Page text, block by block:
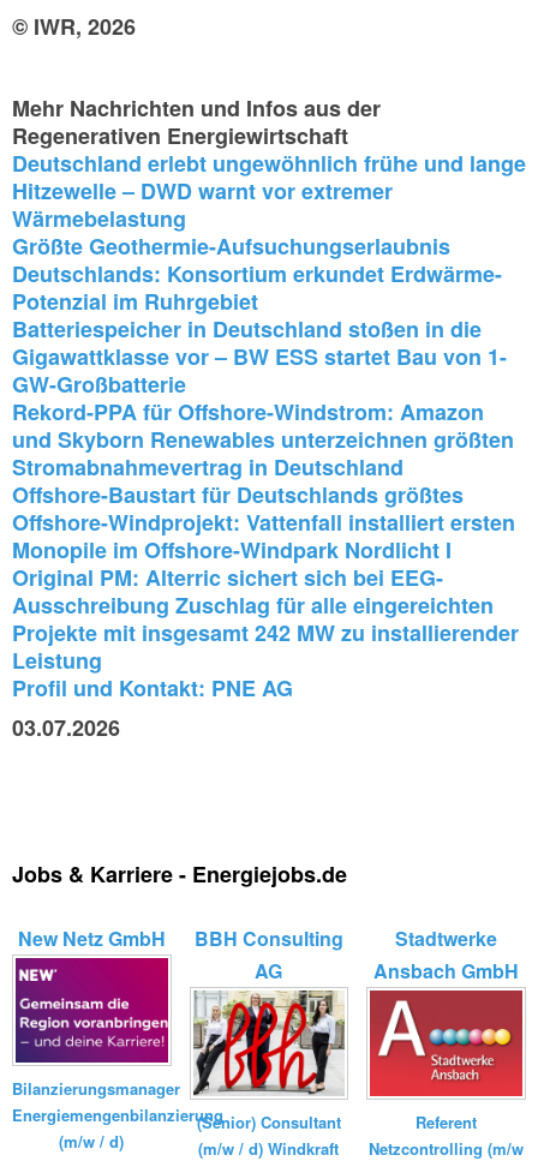
© IWR, 2026
Mehr Nachrichten und Infos aus der
Regenerativen Energiewirtschaft
Deutschland erlebt ungewöhnlich frühe und lange
Hitzewelle – DWD warnt vor extremer
Wärmebelastung
Größte Geothermie-Aufsuchungserlaubnis
Deutschlands: Konsortium erkundet Erdwärme-
Potenzial im Ruhrgebiet
Batteriespeicher in Deutschland stoßen in die
Gigawattklasse vor – BW ESS startet Bau von 1-
GW-Großbatterie
Rekord-PPA für Offshore-Windstrom: Amazon
und Skyborn Renewables unterzeichnen größten
Stromabnahmevertrag in Deutschland
Offshore-Baustart für Deutschlands größtes
Offshore-Windprojekt: Vattenfall installiert ersten
Monopile im Offshore-Windpark Nordlicht I
Original PM: Alterric sichert sich bei EEG-
Ausschreibung Zuschlag für alle eingereichten
Projekte mit insgesamt 242 MW zu installierender
Leistung
Profil und Kontakt: PNE AG
03.07.2026
Jobs & Karriere - Energiejobs.de
New Netz GmbH
Bilanzierungsmanager
Energiemengenbilanzierung
(m/w / d)
BBH Consulting
AG
(Senior) Consultant
(m/w / d) Windkraft
Stadtwerke
Ansbach GmbH
Referent
Netzcontrolling (m/w